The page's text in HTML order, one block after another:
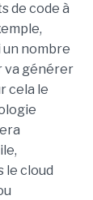
de code à
un nombre
va générer
cela le
le cloud